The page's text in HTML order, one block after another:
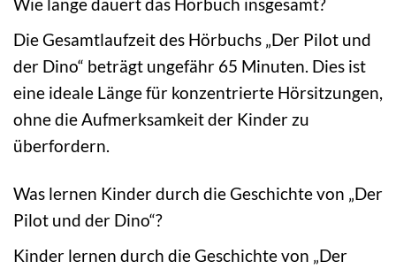
Die Gesamtlaufzeit des Hörbuchs „Der Pilot und
der Dino“ beträgt ungefähr 65 Minuten. Dies ist
eine ideale Länge für konzentrierte Hörsitzungen,
ohne die Aufmerksamkeit der Kinder zu
überfordern.
Was lernen Kinder durch die Geschichte von „Der
Pilot und der Dino“?
Kinder lernen durch die Geschichte von „Der